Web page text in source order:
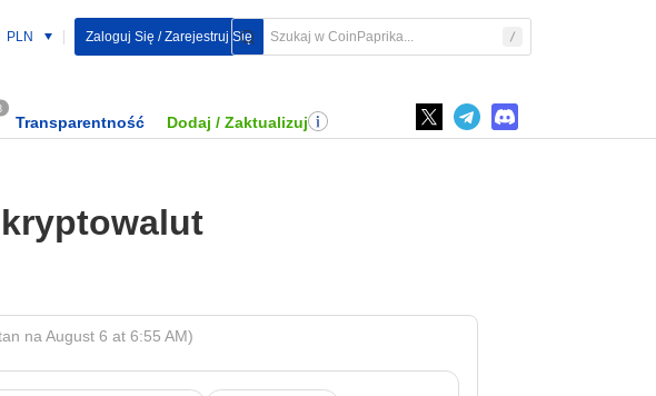
PLN Zaloguj Się / Zarejestruj Się
Transparentność Dodaj / Zaktualizuj
na August 6 at 6:55 AM)